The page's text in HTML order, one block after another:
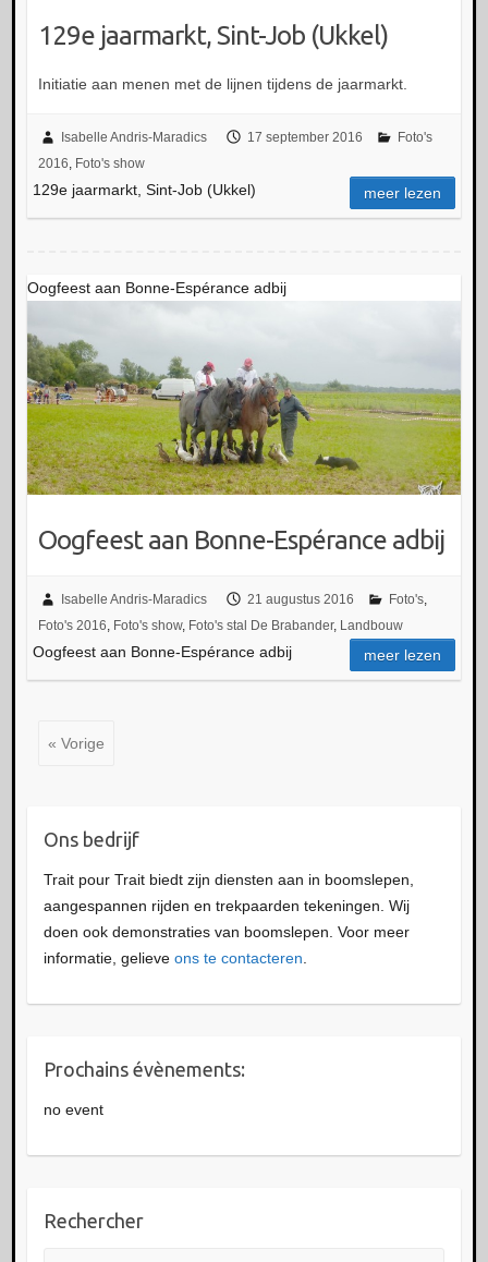
129e jaarmarkt, Sint-Job (Ukkel)
Initiatie aan menen met de lijnen tijdens de jaarmarkt.
Isabelle Andris-Maradics 17 september 2016
Foto's
2016 Foto's show
129e jaarmarkt, Sint-Job (Ukkel) meer lezen
Oogfeest aan Bonne-Espérance adbij
Oogfeest aan Bonne-Espérance adbij
Isabelle Andris-Maradics 21 augustus 2016 Foto's,
Foto's 2016, Foto's show, Foto's stal De Brabander, Landbouw
Oogfeest aan Bonne-Espérance adbij meer lezen
« Vorige
Ons bedrijf
Trait pour Trait biedt zijn diensten aan in boomslepen,
aangespannen rijden en trekpaarden tekeningen. Wij
doen ook demonstraties van boomslepen. Voor meer
informatie, gelieve ons te contacteren
Prochains évènements:
no event
Rechercher